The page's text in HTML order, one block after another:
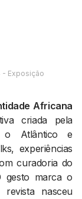
- Exposição
Africana
criada pela
o Atlântico e
experiências
curadoria do
gesto marca o
nasceu